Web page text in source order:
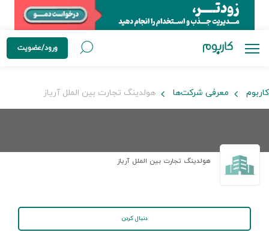
ورود/عضویت
کاربوم معرفی شرکت‌ها هولدینگ تجارت بین الملل آریاز
هولدینگ تجارت بین الملل آریاز
دنبال کردن